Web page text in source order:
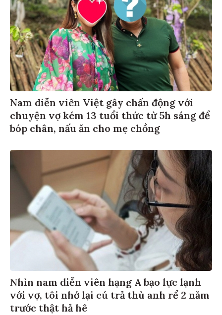
Nam diễn viên Việt gây chấn động với
chuyện vợ kém 13 tuổi thức từ 5h sáng để
bóp chân, nấu ăn cho mẹ chồng
Nhìn nam diễn viên hạng A bạo lực lạnh
với vợ, tôi nhớ lại cú trả thù anh rể 2 năm
trước thật hả hê